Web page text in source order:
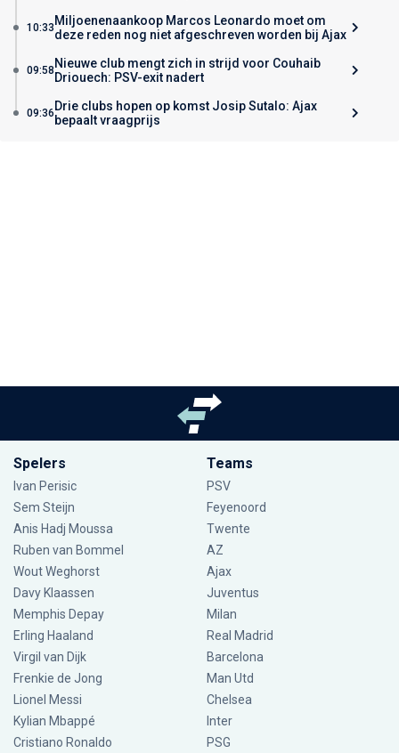
10:33 Miljoenenaankoop Marcos Leonardo moet om
deze reden nog niet afgeschreven worden bij Ajax
09:58 Nieuwe club mengt zich in strijd voor Couhaib
Driouech: PSV-exit nadert
09:36 Drie clubs hopen op komst Josip Sutalo: Ajax
bepaalt vraagprijs
Spelers
Ivan Perisic
Sem Steijn
Anis Hadj Moussa
Ruben van Bommel
Wout Weghorst
Davy Klaassen
Memphis Depay
Erling Haaland
Virgil van Dijk
Frenkie de Jong
Lionel Messi
Kylian Mbappé
Cristiano Ronaldo
Teams
PSV
Feyenoord
Twente
AZ
Ajax
Juventus
Milan
Real Madrid
Barcelona
Man Utd
Chelsea
Inter
PSG